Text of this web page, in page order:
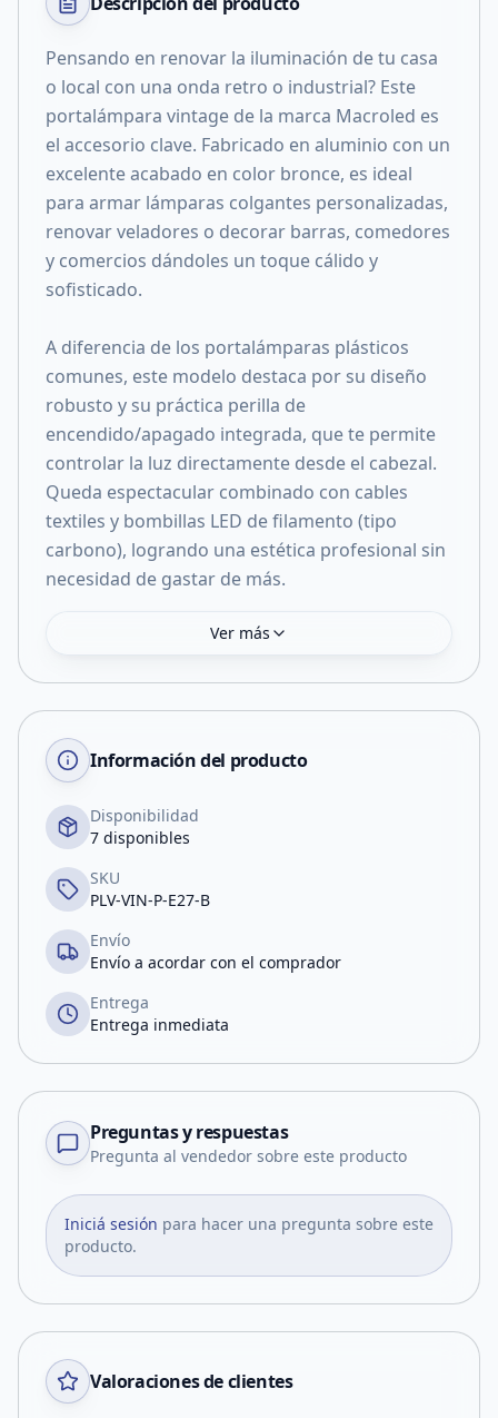
Pensando en renovar la iluminación de tu casa
o local con una onda retro o industrial? Este
portalámpara vintage de la marca Macroled es
el accesorio clave. Fabricado en aluminio con un
excelente acabado en color bronce, es ideal
para armar lámparas colgantes personalizadas,
renovar veladores o decorar barras, comedores
y comercios dándoles un toque cálido y
sofisticado.
A diferencia de los portalámparas plásticos
comunes, este modelo destaca por su diseño
robusto y su práctica perilla de
encendido/apagado integrada, que te permite
controlar la luz directamente desde el cabezal.
Queda espectacular combinado con cables
textiles y bombillas LED de filamento (tipo
carbono), logrando una estética profesional sin
necesidad de gastar de más.
Ver más
Información del producto
Disponibilidad
7 disponibles
SKU
PLV-VIN-P-E27-B
Envío
Envío a acordar con el comprador
Entrega
Entrega inmediata
Preguntas y respuestas
Pregunta al vendedor sobre este producto
Iniciá sesión para hacer una pregunta sobre este
producto.
Valoraciones de clientes